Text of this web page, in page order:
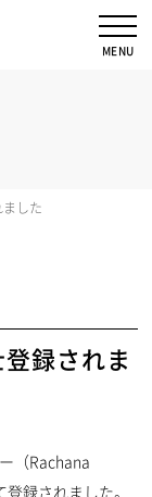
した
録されま
（Rachana
録されました。